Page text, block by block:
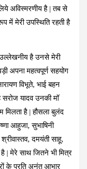
अविस्मरणीय है | तब से
मेरी उपस्थिति रहती है
है उनसे मेरी
अपना महत्वपूर्ण सहयोग
विभूते, भाई बहन
यादव उनकी मॉ
मिलता है | हौसला बुलंद
आहुजा, सुभाषिनी
दमयंती साहू,
है | मेरे साथ जितने भी मित्र
के प्रति अनंत आभार